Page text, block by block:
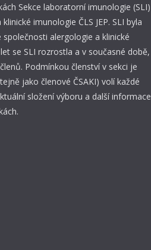
Sekce laboratorní imunologie (SLI)
imunologie ČLS JEP. SLI byla
alergologie a klinické
se SLI rozrostla a v současné době,
Podmínkou členství v sekci je
jako členové ČSAKI) volí každé
složení výboru a další informace